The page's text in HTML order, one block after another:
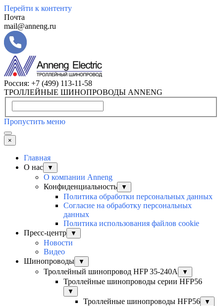
Перейти к контенту
Почта
mail@anneng.ru
Россия: +7 (499) 113-11-58
ТРОЛЛЕЙНЫЕ ШИНОПРОВОДЫ ANNENG
Пропустить меню
×
Главная
О нас
▼
О компании Anneng
Конфиденциальность
▼
Политика обработки персональных данных
Согласие на обработку персональных
данных
Политика использования файлов cookie
Пресс-центр
▼
Новости
Видео
Шинопроводы
▼
Троллейный шинопровод HFP 35-240А ▼
Троллейные шинопроводы серии HFP56
▼
Троллейные шинопроводы HFP56 ▼